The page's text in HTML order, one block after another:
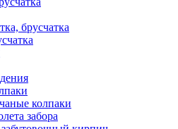
брусчатка
колпаки
забора